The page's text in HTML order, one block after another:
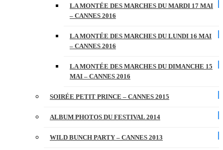
LA MONTÉE DES MARCHES DU MARDI 17 MAI
– CANNES 2016
LA MONTÉE DES MARCHES DU LUNDI 16 MAI
– CANNES 2016
LA MONTÉE DES MARCHES DU DIMANCHE 15
MAI – CANNES 2016
SOIRÉE PETIT PRINCE – CANNES 2015
ALBUM PHOTOS DU FESTIVAL 2014
WILD BUNCH PARTY – CANNES 2013